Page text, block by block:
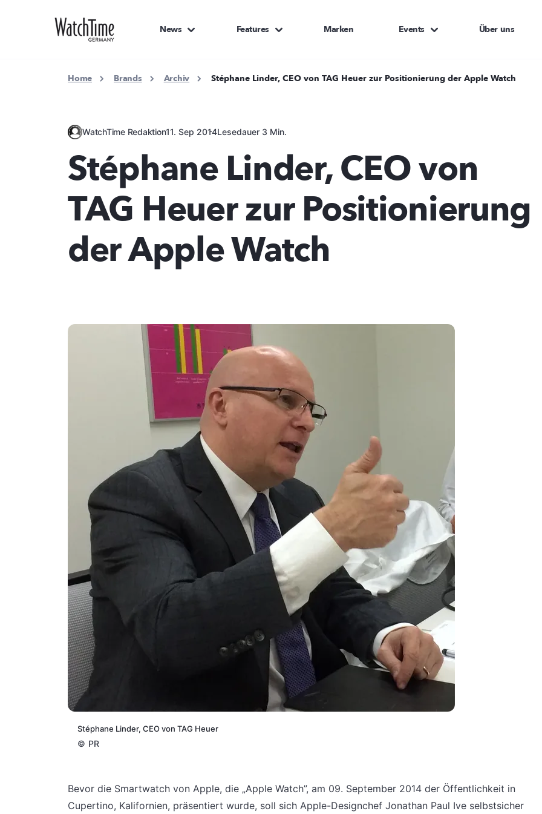
News Features Marken Events Über uns
Home Brands Archiv Stéphane Linder, CEO von TAG Heuer zur Positionierung der Apple Watch
WatchTime Redaktion11. Sep 2014Lesedauer 3 Min.
Stéphane Linder, CEO von
TAG Heuer zur Positionierung
der Apple Watch
Stéphane Linder, CEO von TAG Heuer
© PR
Bevor die Smartwatch von Apple, die „Apple Watch”, am 09. September 2014 der Öffentlichkeit in
Cupertino, Kalifornien, präsentiert wurde, soll sich Apple-Designchef Jonathan Paul Ive selbstsicher